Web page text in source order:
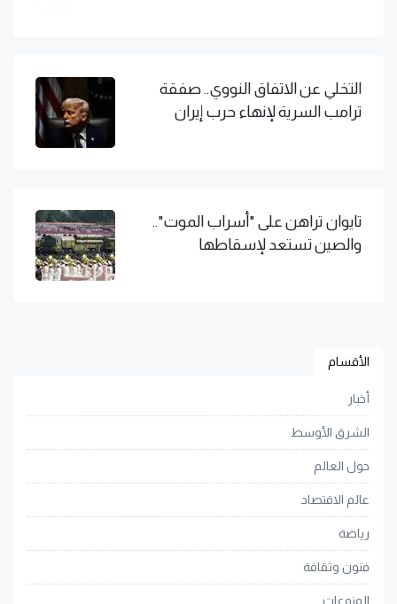
التخلي عن الاتفاق النووي.. صفقة
ترامب السرية لإنهاء حرب إيران
تايوان تراهن على "أسراب الموت"..
والصين تستعد لإسقاطها
الأقسام
أخبار
الشرق الأوسط
حول العالم
عالم الاقتصاد
رياضة
فنون وثقافة
المنوعات